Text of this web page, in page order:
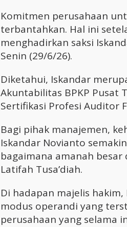
Komitmen perusahaan
terbantahkan. Hal ini
menghadirkan saksi
Senin (29/6/26).
Diketahui, Iskandar
Akuntabilitas BPKP Pusat
Sertifikasi Profesi Auditor
Bagi pihak manajemen,
Iskandar Novianto
bagaimana amanah
Latifah Tusa’diah.
Di hadapan majelis
modus operandi yang
perusahaan yang selama